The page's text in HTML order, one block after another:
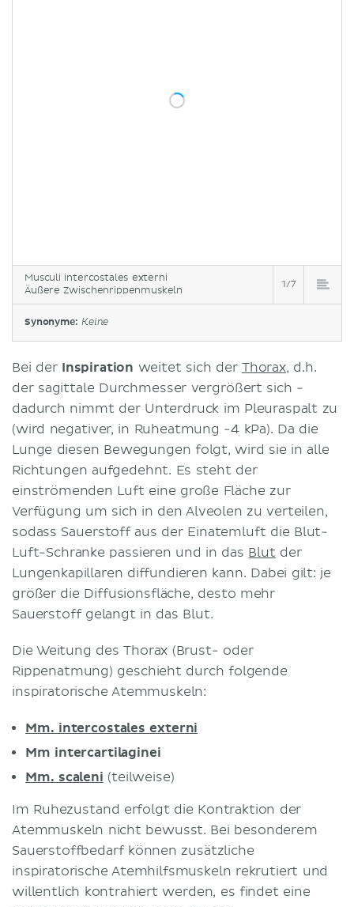
Musculi intercostales externi
Äußere Zwischenrippenmuskeln
1/7
Synonyme: Keine
Bei der Inspiration weitet sich der Thorax, d.h.
der sagittale Durchmesser vergrößert sich -
dadurch nimmt der Unterdruck im Pleuraspalt zu
(wird negativer, in Ruheatmung -4 kPa). Da die
Lunge diesen Bewegungen folgt, wird sie in alle
Richtungen aufgedehnt. Es steht der
einströmenden Luft eine große Fläche zur
Verfügung um sich in den Alveolen zu verteilen,
sodass Sauerstoff aus der Einatemluft die Blut-
Luft-Schranke passieren und in das Blut der
Lungenkapillaren diffundieren kann. Dabei gilt: je
größer die Diffusionsfläche, desto mehr
Sauerstoff gelangt in das Blut.
Die Weitung des Thorax (Brust- oder
Rippenatmung) geschieht durch folgende
inspiratorische Atemmuskeln:
Mm. intercostales externi
Mm intercartilaginei
Mm. scaleni (teilweise)
Im Ruhezustand erfolgt die Kontraktion der
Atemmuskeln nicht bewusst. Bei besonderem
Sauerstoffbedarf können zusätzliche
inspiratorische Atemhilfsmuskeln rekrutiert und
willentlich kontrahiert werden, es findet eine